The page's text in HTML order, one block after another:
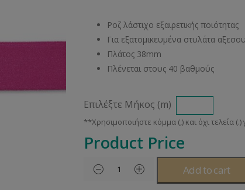
Μοντγκόμερι
Άλλα Υλικά
Ροζ λάστιχο εξαιρετικής ποιότητας
Για εξατομικευμένα στυλάτα
Πλάτος 38mm
Πλένεται στους 40 βαθμούς
Επιλέξτε Μήκος (m)
Product Price
Add to cart